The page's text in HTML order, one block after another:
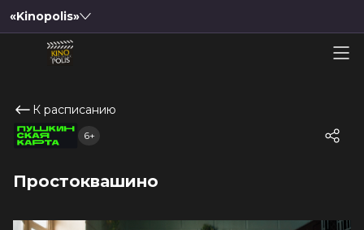
«Kinopolis»
К расписанию
Простоквашино
6+